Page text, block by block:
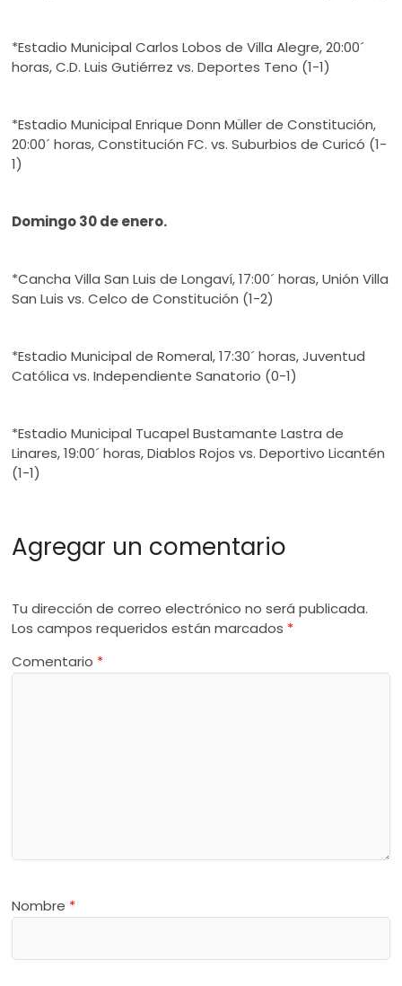
*Estadio Municipal Carlos Lobos de Villa Alegre, 20:00´
horas, C.D. Luis Gutiérrez vs. Deportes Teno (1-1)
*Estadio Municipal Enrique Donn Müller de Constitución,
20:00´ horas, Constitución FC. vs. Suburbios de Curicó (1-
1)
Domingo 30 de enero.
*Cancha Villa San Luis de Longaví, 17:00´ horas, Unión Villa
San Luis vs. Celco de Constitución (1-2)
*Estadio Municipal de Romeral, 17:30´ horas, Juventud
Católica vs. Independiente Sanatorio (0-1)
*Estadio Municipal Tucapel Bustamante Lastra de
Linares, 19:00´ horas, Diablos Rojos vs. Deportivo Licantén
(1-1)
Agregar un comentario
Tu dirección de correo electrónico no será publicada.
Los campos requeridos están marcados *
Comentario *
Nombre *